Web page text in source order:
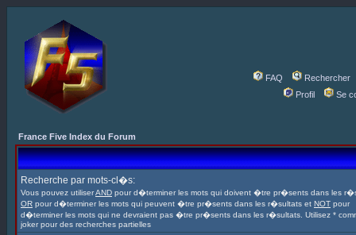
FAQ
Rechercher
Profil
Se
France Five Index du Forum
Recherche par mots-cl�s:
Vous pouvez utiliserAND pour d�terminer les mots qui doivent �tre pr�sents dans les
OR pour d�terminer les mots qui peuvent �tre pr�sents dans les r�sultats et NOT pour
d�terminer les mots qui ne devraient pas �tre pr�sents dans les r�sultats. Utilisez *
joker pour des recherches partielles